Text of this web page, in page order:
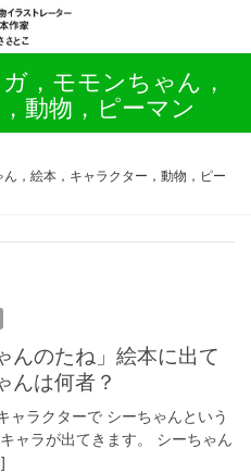
，モモンちゃん，
動物，ピーマン
，絵本，キャラクター，動物，ピー
んは何者？
ャラクターで シーちゃんという
ャラが出てきます。 シーちゃん